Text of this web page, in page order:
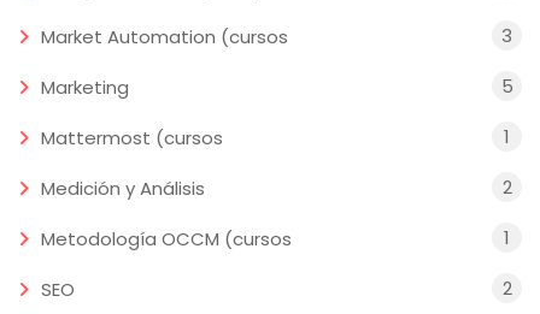
Market Automation (cursos 3
Marketing 5
Mattermost (cursos 1
Medición y Análisis 2
Metodología OCCM (cursos 1
SEO 2